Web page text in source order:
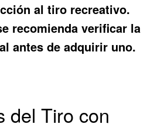
al tiro recreativo.
recomienda verificar la
antes de adquirir uno.
del Tiro con